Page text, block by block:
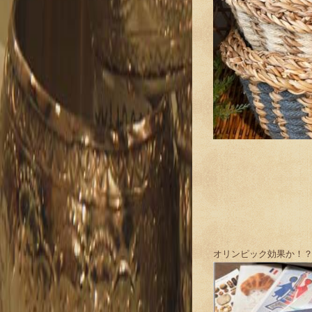
オリンピック効果か！？